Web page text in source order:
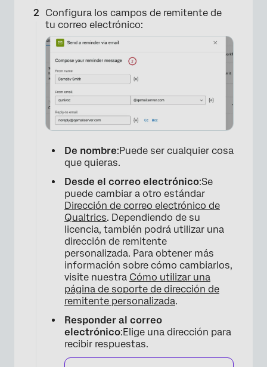
×
Configura los campos de remitente de
tu correo electrónico:
De nombre:Puede ser cualquier cosa
que quieras.
Desde el correo electrónico:Se
puede cambiar a otro estándar
Dirección de correo electrónico de
Qualtrics. Dependiendo de su
licencia, también podrá utilizar una
dirección de remitente
personalizada. Para obtener más
información sobre cómo cambiarlos,
visite nuestra Cómo utilizar una
página de soporte de dirección de
remitente personalizada.
Responder al correo
electrónico:Elige una dirección para
recibir respuestas.